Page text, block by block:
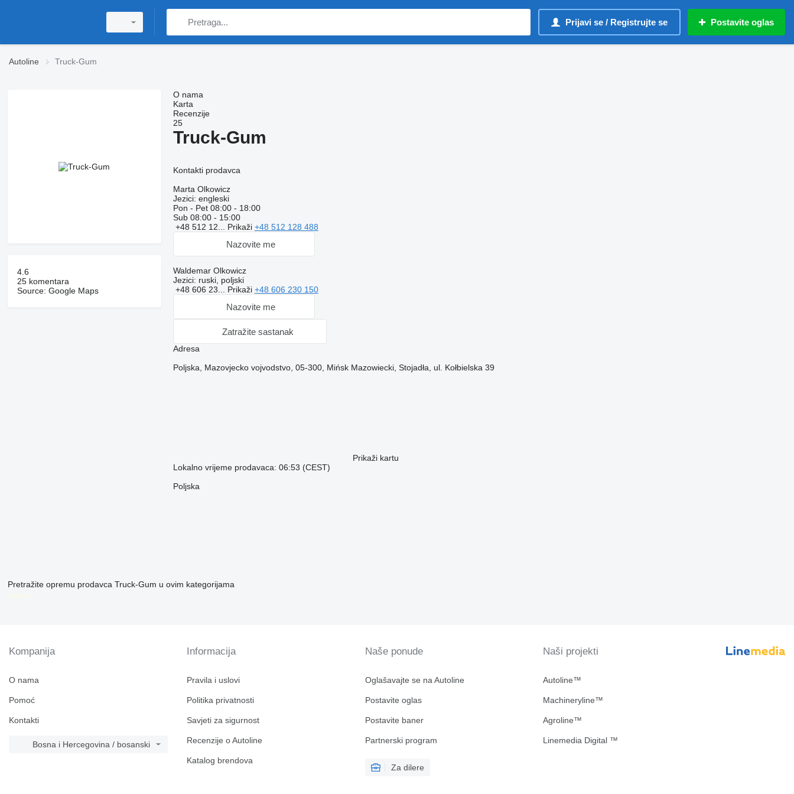
Prijavi se / Registrujte se Postavite oglas
Autoline Truck-Gum
4.6
25 komentara
Source: Google Maps
O nama
Karta
Recenzije
25
Truck-Gum
Kontakti prodavca
Marta Olkowicz
Jezici: engleski
Pon - Pet 08:00 - 18:00
Sub 08:00 - 15:00
+48 512 12... Prikaži +48 512 128 488
Nazovite me
Waldemar Olkowicz
Jezici: ruski, poljski
+48 606 23... Prikaži +48 606 230 150
Nazovite me
Zatražite sastanak
Adresa
Poljska, Mazovjecko vojvodstvo, 05-300, Mińsk Mazowiecki, Stojadła, ul. Kołbielska 39
Prikaži kartu
Lokalno vrijeme prodavaca: 06:53 (CEST)
Poljska
Pretražite opremu prodavca Truck-Gum u ovim kategorijama
disallow-in-dsa
Kompanija
O nama
Pomoć
Kontakti
Bosna i Hercegovina / bosanski
Informacija
Pravila i uslovi
Politika privatnosti
Savjeti za sigurnost
Recenzije o Autoline
Katalog brendova
Naše ponude
Oglašavajte se na Autoline
Postavite oglas
Postavite baner
Partnerski program
Za dilere
Naši projekti
Autoline™
Machineryline™
Agroline™
Linemedia Digital ™